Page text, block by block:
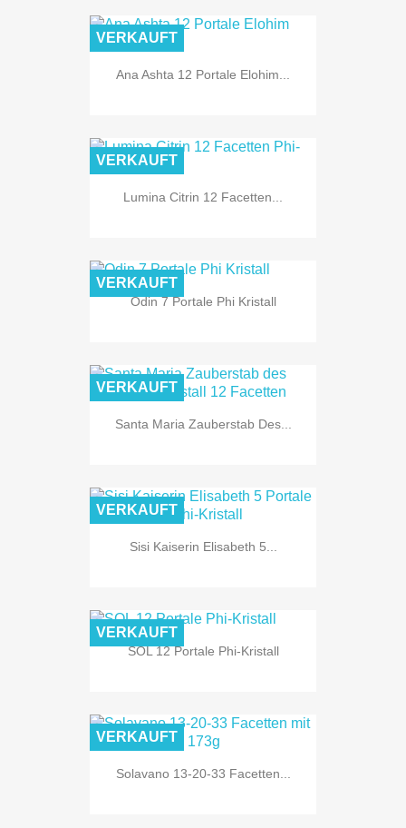
Ana Ashta 12 Portale Elohim...
VERKAUFT
Lumina Citrin 12 Facetten...
VERKAUFT
Odin 7 Portale Phi Kristall
VERKAUFT
Santa Maria Zauberstab Des...
VERKAUFT
Sisi Kaiserin Elisabeth 5...
VERKAUFT
SOL 12 Portale Phi-Kristall
VERKAUFT
Solavano 13-20-33 Facetten...
VERKAUFT